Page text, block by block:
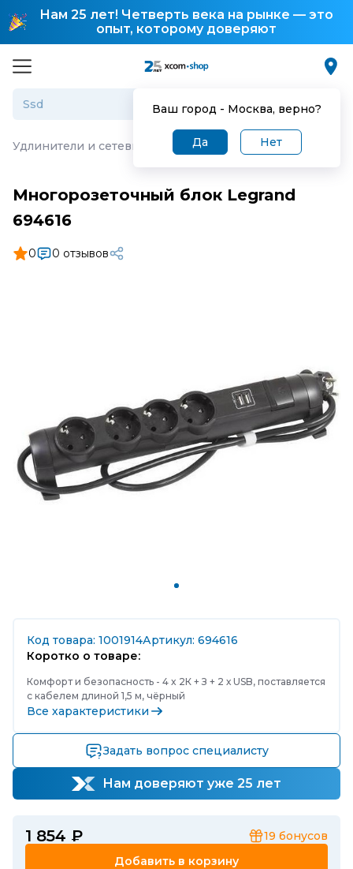
Нам 25 лет! Четверть века на рынке — это
опыт, которому доверяют
Ваш город - Москва, верно?
Да Нет
Удлинители и сетевые фильтры Многорозеточный
Многорозеточный блок Legrand
694616
0 0 отзывов
Код товара: 1001914Артикул: 694616
Коротко о товаре:
Комфорт и безопасность - 4 x 2К + З + 2 х USB, поставляется
c кабелем длиной 1,5 м, чёрный
Все характеристики
Задать вопрос специалисту
Нам доверяют уже 25 лет
1 854 ₽ 19 бонусов
Добавить в корзину